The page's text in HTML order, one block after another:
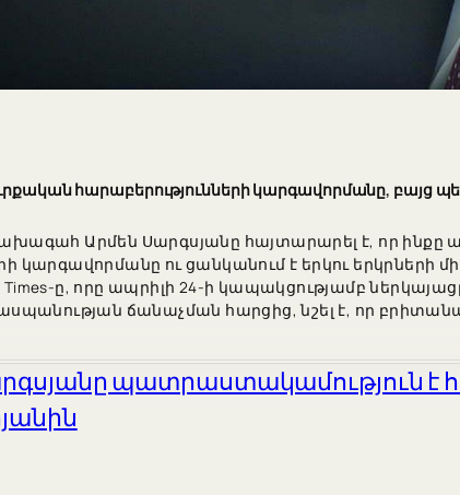
հարաբերությունների կարգավորմանը, բայց
Արմեն Սարգսյանը հայտարարել է, որ ինքը
կարգավորմանը ու ցանկանում է երկու երկրների
ը, որը ապրիլի 24-ի կապակցությամբ
ճանաչման հարցից, նշել է, որ